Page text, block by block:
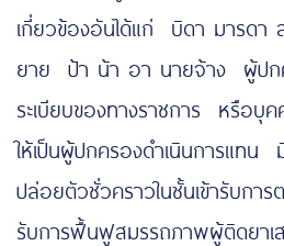
เกี่ยวข้องอันได้แก่ บิดา มารดา
ยาย ป้า น้า อา นายจ้าง ผู้ปก
ระเบียบของทางราชการ หรือบุ
ให้เป็นผู้ปกครองดำเนินการแทน
ปล่อยตัวชั่วคราวในชั้นเข้ารับกา
รับการฟื้นฟูสมรรถภาพผู้ติดยาเ